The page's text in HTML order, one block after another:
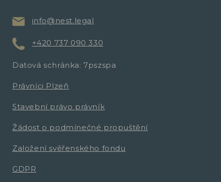
info@nest.legal
+420 737 090 330
Datová schránka: 7pszspa
Právníci Plzeň
Stavební právo právník
Žádost o podmínečné propuštění
Založení svěřenského fondu
GDPR